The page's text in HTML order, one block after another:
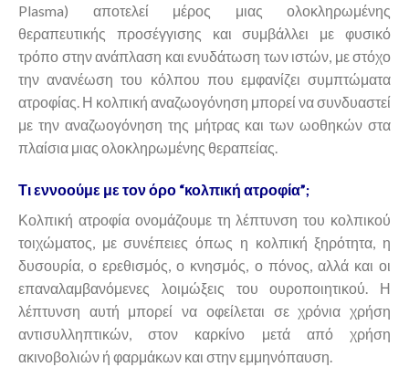
Plasma) αποτελεί μέρος μιας ολοκληρωμένης
θεραπευτικής προσέγγισης και συμβάλλει με φυσικό
τρόπο στην ανάπλαση και ενυδάτωση των ιστών, με στόχο
την ανανέωση του κόλπου που εμφανίζει συμπτώματα
ατροφίας. Η κολπική αναζωογόνηση μπορεί να συνδυαστεί
με την αναζωογόνηση της μήτρας και των ωοθηκών στα
πλαίσια μιας ολοκληρωμένης θεραπείας.
Τι εννοούμε με τον όρο “κολπική ατροφία”;
Κολπική ατροφία ονομάζουμε τη λέπτυνση του κολπικού
τοιχώματος, με συνέπειες όπως η κολπική ξηρότητα, η
δυσουρία, ο ερεθισμός, ο κνησμός, ο πόνος, αλλά και οι
επαναλαμβανόμενες λοιμώξεις του ουροποιητικού. Η
λέπτυνση αυτή μπορεί να οφείλεται σε χρόνια χρήση
αντισυλληπτικών, στον καρκίνο μετά από χρήση
ακινοβολιών ή φαρμάκων και στην εμμηνόπαυση.